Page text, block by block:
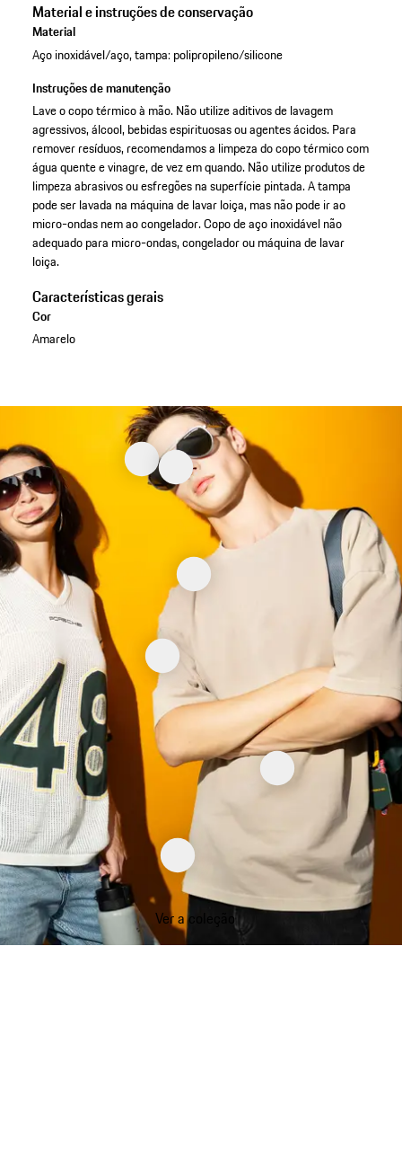
Material e instruções de conservação
Material
Aço inoxidável/aço, tampa: polipropileno/silicone
Instruções de manutenção
Lave o copo térmico à mão. Não utilize aditivos de lavagem
agressivos, álcool, bebidas espirituosas ou agentes ácidos. Para
remover resíduos, recomendamos a limpeza do copo térmico com
água quente e vinagre, de vez em quando. Não utilize produtos de
limpeza abrasivos ou esfregões na superfície pintada. A tampa
pode ser lavada na máquina de lavar loiça, mas não pode ir ao
micro-ondas nem ao congelador. Copo de aço inoxidável não
adequado para micro-ondas, congelador ou máquina de lavar
loiça.
Características gerais
Cor
Amarelo
Ver a coleção